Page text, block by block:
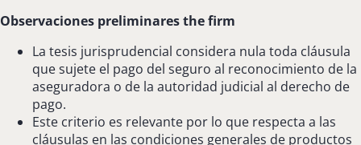
Observaciones preliminares the firm
La tesis jurisprudencial considera nula toda cláusula
que sujete el pago del seguro al reconocimiento de la
aseguradora o de la autoridad judicial al derecho de
pago.
Este criterio es relevante por lo que respecta a las
cláusulas en las condiciones generales de productos